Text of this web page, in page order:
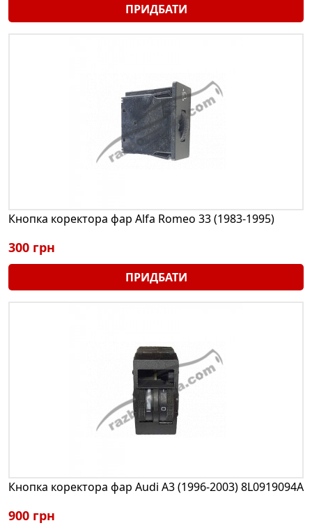
ПРИДБАТИ
Кнопка коректора фар Alfa Romeo 33 (1983-1995)
300 грн
ПРИДБАТИ
Кнопка коректора фар Audi A3 (1996-2003) 8L0919094A
900 грн